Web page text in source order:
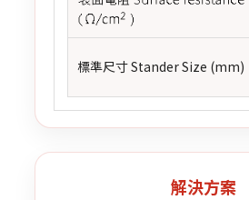
標準尺寸 Stander Size (mm)
解決方案